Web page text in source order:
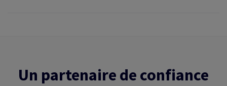
Un partenaire de confiance